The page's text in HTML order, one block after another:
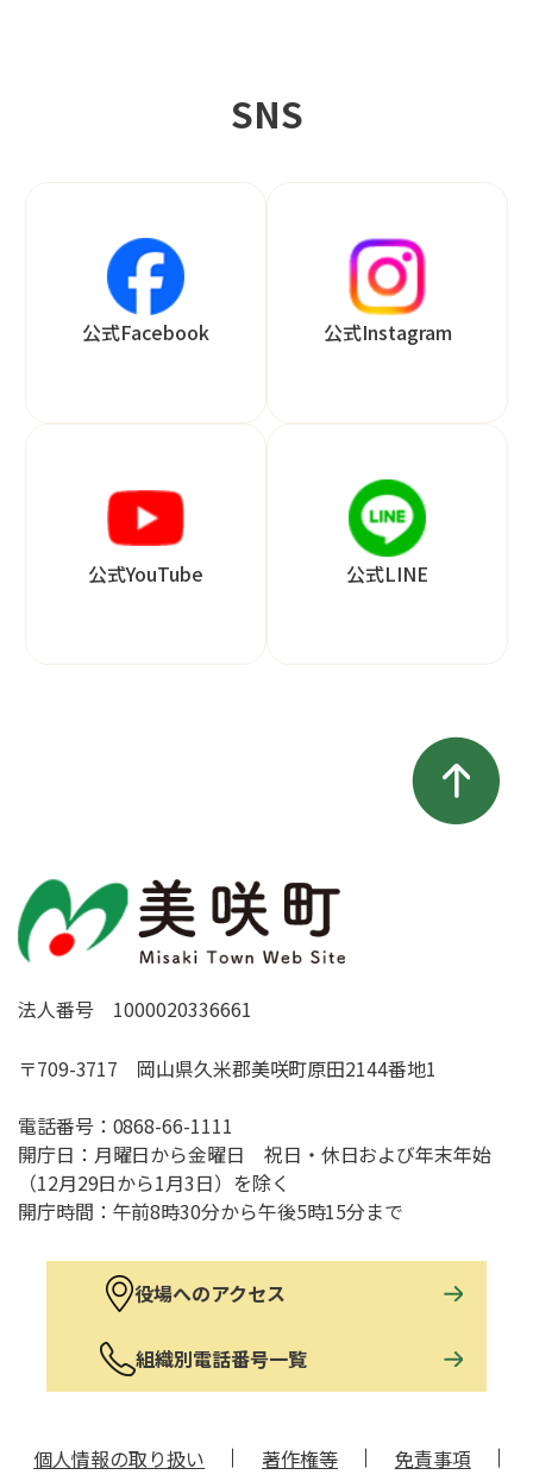
SNS
公式Facebook 公式Instagram
公式YouTube 公式LINE
法人番号 1000020336661
〒709-3717 岡山県久米郡美咲町原田2144番地1
電話番号： 0868-66-1111
開庁日：月曜日から金曜日 祝日・休日および年末年始
（12月29日から1月3日）を除く
開庁時間：午前8時30分から午後5時15分まで
役場へのアクセス
組織別電話番号一覧
個人情報の取り扱い 著作権等 免責事項